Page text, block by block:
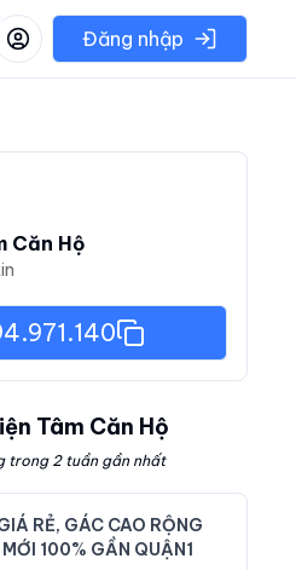
thể chọnĐăng nhập
Căn Hộ
Tâm Căn Hộ
trong 2 tuần gần nhất
RẺ, GÁC CAO RỘNG
100% GẦN QUẬN1